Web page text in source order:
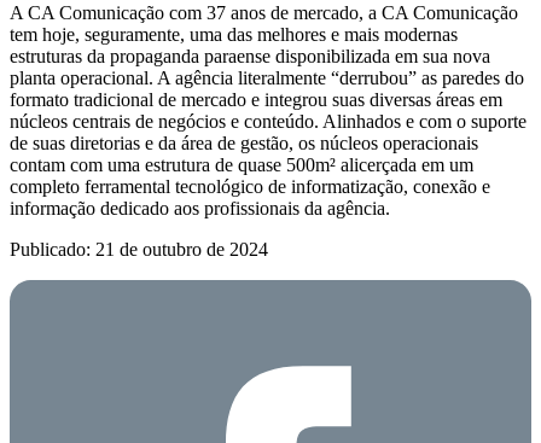
A CA Comunicação com 37 anos de mercado, a CA Comunicação
tem hoje, seguramente, uma das melhores e mais modernas
estruturas da propaganda paraense disponibilizada em sua nova
planta operacional. A agência literalmente “derrubou” as paredes do
formato tradicional de mercado e integrou suas diversas áreas em
núcleos centrais de negócios e conteúdo. Alinhados e com o suporte
de suas diretorias e da área de gestão, os núcleos operacionais
contam com uma estrutura de quase 500m² alicerçada em um
completo ferramental tecnológico de informatização, conexão e
informação dedicado aos profissionais da agência.
Publicado: 21 de outubro de 2024